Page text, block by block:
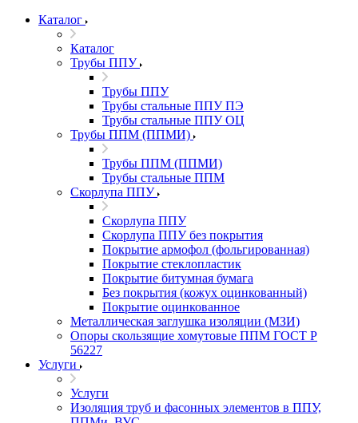
Каталог
Каталог
Трубы ППУ
Трубы ППУ
Трубы стальные ППУ ПЭ
Трубы стальные ППУ ОЦ
Трубы ППМ (ППМИ)
Трубы ППМ (ППМИ)
Трубы стальные ППМ
Скорлупа ППУ
Скорлупа ППУ
Скорлупа ППУ без покрытия
Покрытие армофол (фольгированная)
Покрытие стеклопластик
Покрытие битумная бумага
Без покрытия (кожух оцинкованный)
Покрытие оцинкованное
Металлическая заглушка изоляции (МЗИ)
Опоры скользящие хомутовые ППМ ГОСТ Р
56227
Услуги
Услуги
Изоляция труб и фасонных элементов в ППУ,